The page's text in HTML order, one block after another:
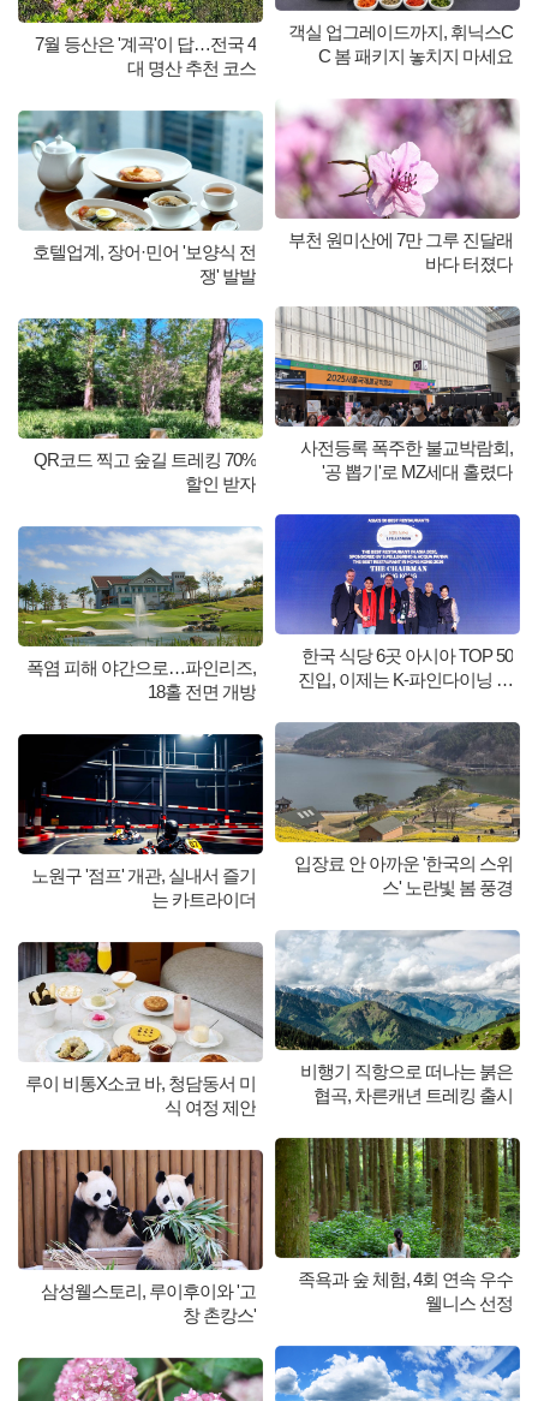
7월 등산은 '계곡'이 답…전국 4
대 명산 추천 코스
호텔업계, 장어·민어 '보양식 전
쟁' 발발
QR코드 찍고 숲길 트레킹 70%
할인 받자
폭염 피해 야간으로…파인리즈,
18홀 전면 개방
노원구 '점프' 개관, 실내서 즐기
는 카트라이더
루이 비통X소코 바, 청담동서 미
식 여정 제안
삼성웰스토리, 루이후이와 '고
창 촌캉스'
객실 업그레이드까지, 휘닉스C
C 봄 패키지 놓치지 마세요
부천 원미산에 7만 그루 진달래
바다 터졌다
사전등록 폭주한 불교박람회,
'공 뽑기'로 MZ세대 홀렸다
한국 식당 6곳 아시아 TOP 50
진입, 이제는 K-파인다이닝 시
입장료 안 아까운 '한국의 스위
스' 노란빛 봄 풍경
비행기 직항으로 떠나는 붉은
협곡, 차른캐년 트레킹 출시
족욕과 숲 체험, 4회 연속 우수
웰니스 선정